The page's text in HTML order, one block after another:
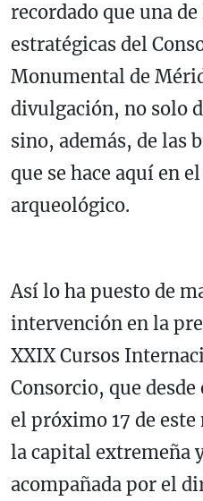
recordado que una
estratégicas del
Monumental de
divulgación, no solo
sino, además, de las
que se hace aquí en
arqueológico.
Así lo ha puesto de
intervención en la
XXIX Cursos
Consorcio, que
el próximo 17 de este
la capital extremeña
acompañada por el